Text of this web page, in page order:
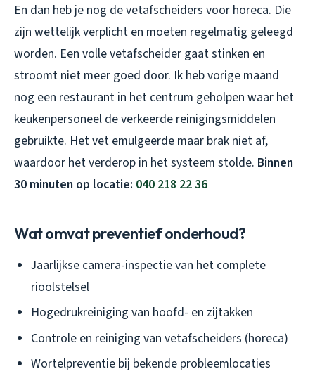
En dan heb je nog de vetafscheiders voor horeca. Die
zijn wettelijk verplicht en moeten regelmatig geleegd
worden. Een volle vetafscheider gaat stinken en
stroomt niet meer goed door. Ik heb vorige maand
nog een restaurant in het centrum geholpen waar het
keukenpersoneel de verkeerde reinigingsmiddelen
gebruikte. Het vet emulgeerde maar brak niet af,
waardoor het verderop in het systeem stolde. Binnen
30 minuten op locatie: 040 218 22 36
Wat omvat preventief onderhoud?
Jaarlijkse camera-inspectie van het complete
rioolstelsel
Hogedrukreiniging van hoofd- en zijtakken
Controle en reiniging van vetafscheiders (horeca)
Wortelpreventie bij bekende probleemlocaties